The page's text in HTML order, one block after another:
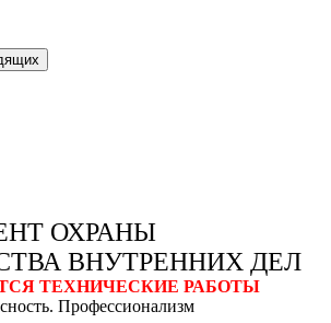
ОХРАНЫ
ВНУТРЕННИХ ДЕЛ
ТЕХНИЧЕСКИЕ РАБОТЫ
Профессионализм